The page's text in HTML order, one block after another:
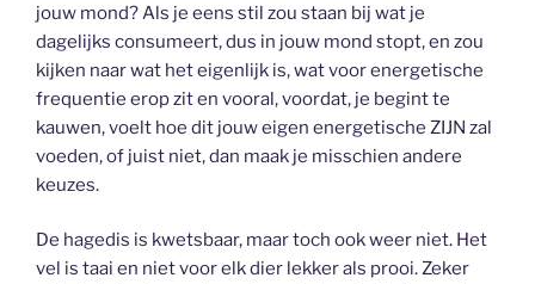
jouw mond? Als je eens stil zou staan bij wat je
dagelijks consumeert, dus in jouw mond stopt, en zou
kijken naar wat het eigenlijk is, wat voor energetische
frequentie erop zit en vooral, voordat, je begint te
kauwen, voelt hoe dit jouw eigen energetische ZIJN zal
voeden, of juist niet, dan maak je misschien andere
keuzes.
De hagedis is kwetsbaar, maar toch ook weer niet. Het
vel is taai en niet voor elk dier lekker als prooi. Zeker